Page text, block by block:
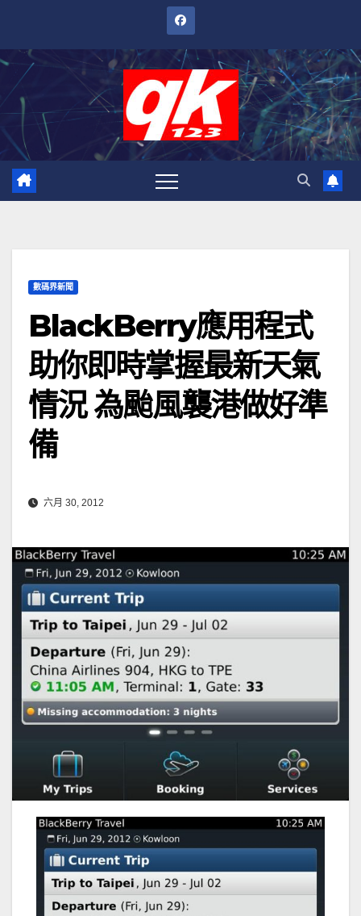
內
數碼界新聞
BlackBerry應用程式
助你即時掌握最新天氣
情況 為颱風襲港做好準
備
六月 30, 2012